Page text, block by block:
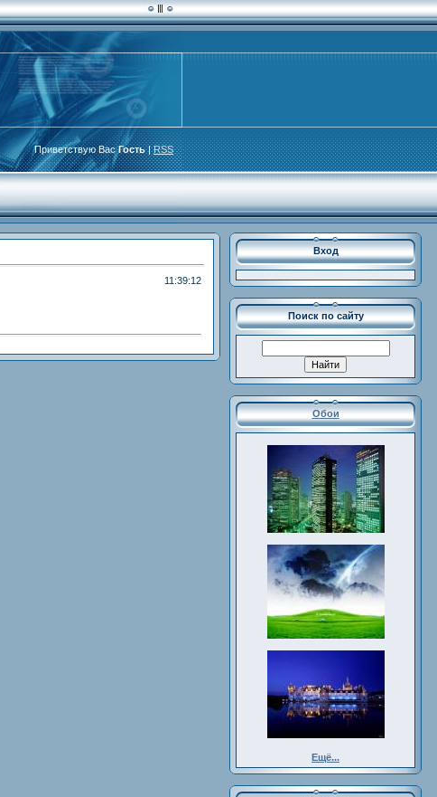
Приветствую ВасГость|RSS
11:39:12
Вход
Поиск по сайту
Обои
Ещё...